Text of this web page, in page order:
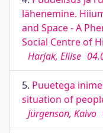
lähenemine.
and Space - A
Social Centre of
Harjak, Eliise
5. Puuetega
situation of
Jürgenson, Kaivo